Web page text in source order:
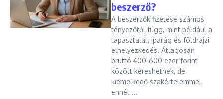
beszerző?
A beszerzők fizetése számos
tényezőtől függ, mint például a
tapasztalat, iparág és földrajzi
elhelyezkedés. Átlagosan
bruttó 400-600 ezer forint
között kereshetnek, de
kiemelkedő szakértelemmel
ennél ...